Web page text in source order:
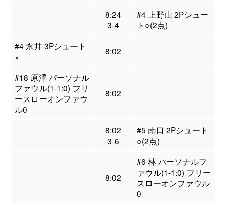
8:24
3-4
#4 上野山 2Pシュー
ト○(2点)
#4 永井 3Pシュート
×
8:02
#18 原澤 パーソナル
ファウル(1-1:0) フリ
ースローオンファウ
ル0
8:02
8:02
3-6
#5 南口 2Pシュート
○(2点)
8:02
#6 林 パーソナルフ
ァウル(1-1:0) フリー
スローオンファウル
0